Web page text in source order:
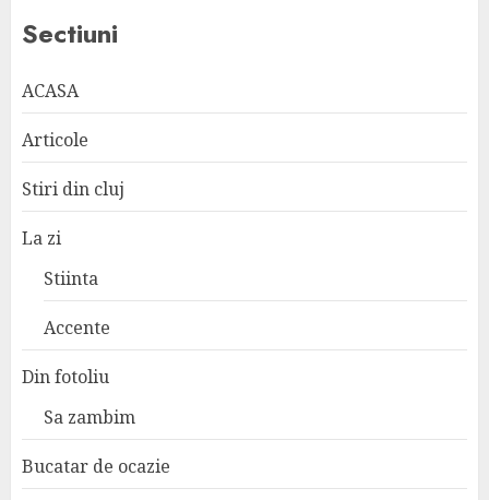
Sectiuni
ACASA
Articole
Stiri din cluj
La zi
Stiinta
Accente
Din fotoliu
Sa zambim
Bucatar de ocazie